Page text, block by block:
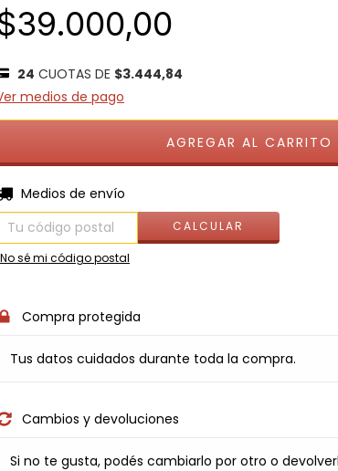
24 CUOTAS DE $3.444,84
medios de pago
para el CP:
Medios de envío
CALCULAR
No sé mi código postal
Compra protegida
Tus datos cuidados durante toda la compra.
Cambios y devoluciones
Si no te gusta, podés cambiarlo por otro o